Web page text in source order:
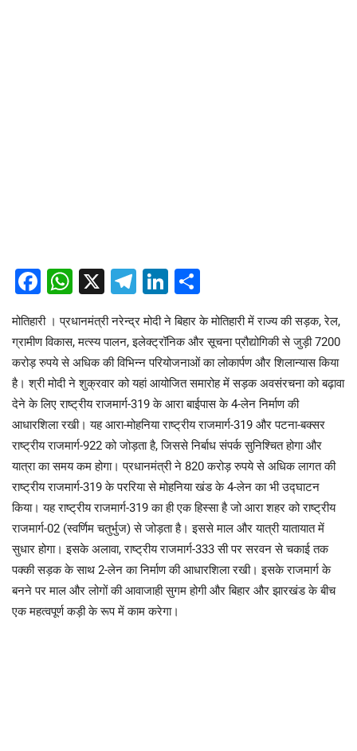
Facebook
WhatsApp
X Telegram
LinkedIn
मोतिहारी । प्रधानमंत्री नरेन्द्र मोदी ने बिहार के मोतिहारी में राज्य की सड़क, रेल,
ग्रामीण विकास, मत्स्य पालन, इलेक्ट्रॉनिक और सूचना प्रौद्योगिकी से जुड़ी 7200
करोड़ रुपये से अधिक की विभिन्न परियोजनाओं का लोकार्पण और शिलान्यास किया
है। श्री मोदी ने शुक्रवार को यहां आयोजित समारोह में सड़क अवसंरचना को बढ़ावा
देने के लिए राष्ट्रीय राजमार्ग-319 के आरा बाईपास के 4-लेन निर्माण की
आधारशिला रखी। यह आरा-मोहनिया राष्ट्रीय राजमार्ग-319 और पटना-बक्सर
राष्ट्रीय राजमार्ग-922 को जोड़ता है, जिससे निर्बाध संपर्क सुनिश्चित होगा और
यात्रा का समय कम होगा। प्रधानमंत्री ने 820 करोड़ रुपये से अधिक लागत की
राष्ट्रीय राजमार्ग-319 के पररिया से मोहनिया खंड के 4-लेन का भी उद्घाटन
किया। यह राष्ट्रीय राजमार्ग-319 का ही एक हिस्सा है जो आरा शहर को राष्ट्रीय
राजमार्ग-02 (स्वर्णिम चतुर्भुज) से जोड़ता है। इससे माल और यात्री यातायात में
सुधार होगा। इसके अलावा, राष्ट्रीय राजमार्ग-333 सी पर सरवन से चकाई तक
पक्की सड़क के साथ 2-लेन का निर्माण की आधारशिला रखी। इसके राजमार्ग के
बनने पर माल और लोगों की आवाजाही सुगम होगी और बिहार और झारखंड के बीच
एक महत्वपूर्ण कड़ी के रूप में काम करेगा।